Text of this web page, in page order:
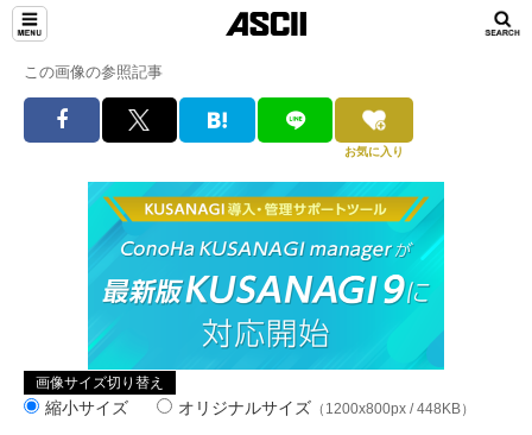
この画像の参照記事
お気に入り
画像サイズ切り替え
縮小サイズ オリジナルサイズ （1200x800px / 448KB）